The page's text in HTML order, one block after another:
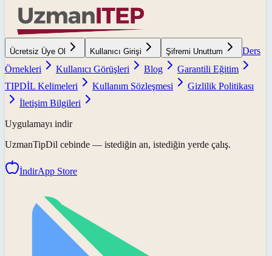
Ücretsiz Üye Ol Kullanıcı Girişi Şifremi Unuttum
Ders
Örnekleri
Kullanıcı Görüşleri Blog
Garantili Eğitim
TIPDİL Kelimeleri
Kullanım Sözleşmesi
Gizlilik Politikası
İletişim Bilgileri
Uygulamayı indir
UzmanTipDil cebinde — istediğin an, istediğin yerde çalış.
İndirApp Store